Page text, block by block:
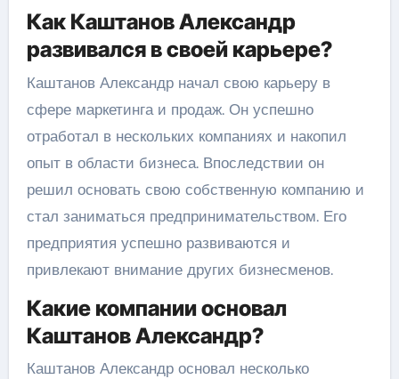
Как Каштанов Александр
развивался в своей карьере?
Каштанов Александр начал свою карьеру в
сфере маркетинга и продаж. Он успешно
отработал в нескольких компаниях и накопил
опыт в области бизнеса. Впоследствии он
решил основать свою собственную компанию и
стал заниматься предпринимательством. Его
предприятия успешно развиваются и
привлекают внимание других бизнесменов.
Какие компании основал
Каштанов Александр?
Каштанов Александр основал несколько